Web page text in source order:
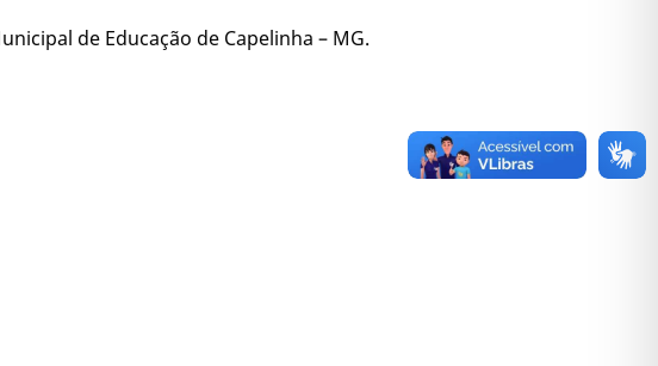
de Educação de Capelinha – MG.